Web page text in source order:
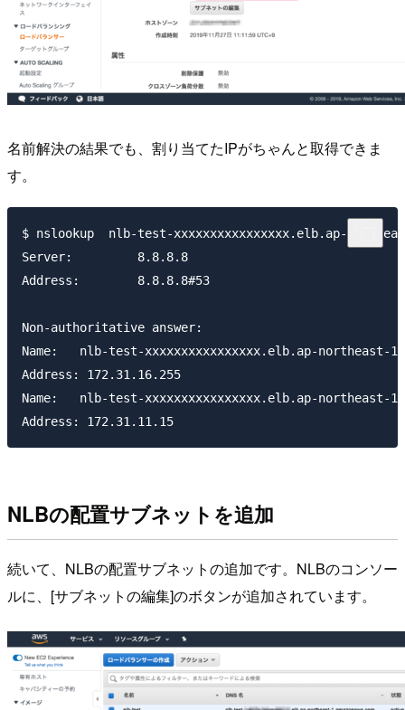
名前解決の結果でも、割り当てたIPがちゃんと取得できま
す。
$ nslookup  nlb-test-xxxxxxxxxxxxxxxx.elb.ap-
Server:		8.8.8.8
Address:	8.8.8.8#53
Non-authoritative answer:
Name:	nlb-test-xxxxxxxxxxxxxxxx.elb.ap-northeast-1.amazonaws.com
Address: 172.31.16.255
Name:	nlb-test-xxxxxxxxxxxxxxxx.elb.ap-northeast-1.amazonaws.com
NLBの配置サブネットを追加
続いて、NLBの配置サブネットの追加です。NLBのコンソー
ルに、[サブネットの編集]のボタンが追加されています。